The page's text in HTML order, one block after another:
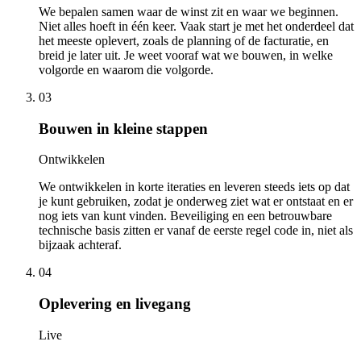
We bepalen samen waar de winst zit en waar we beginnen.
Niet alles hoeft in één keer. Vaak start je met het onderdeel dat
het meeste oplevert, zoals de planning of de facturatie, en
breid je later uit. Je weet vooraf wat we bouwen, in welke
volgorde en waarom die volgorde.
03
Bouwen in kleine stappen
Ontwikkelen
We ontwikkelen in korte iteraties en leveren steeds iets op dat
je kunt gebruiken, zodat je onderweg ziet wat er ontstaat en er
nog iets van kunt vinden. Beveiliging en een betrouwbare
technische basis zitten er vanaf de eerste regel code in, niet als
bijzaak achteraf.
04
Oplevering en livegang
Live